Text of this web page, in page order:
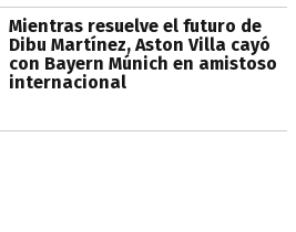
Mientras resuelve el futuro de
Dibu Martínez, Aston Villa cayó
con Bayern Múnich en amistoso
internacional